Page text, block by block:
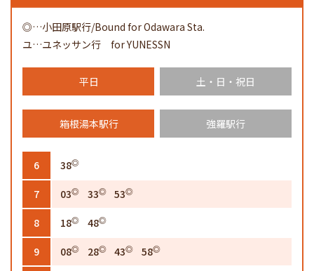
◎
小田原駅行/Bound for Odawara Sta.
ユ
ユネッサン行 for YUNESSN
平日 土・日・祝日
箱根湯本駅行 強羅駅行
6 38◎
7 03◎ 33◎ 53◎
8 18◎ 48◎
9 08◎ 28◎ 43◎ 58◎